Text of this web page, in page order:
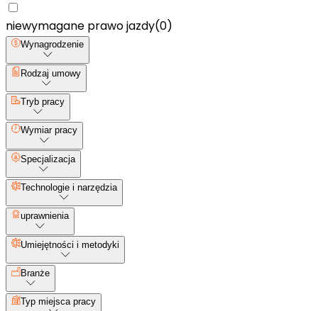
niewymagane prawo jazdy(0)
Wynagrodzenie
Rodzaj umowy
Tryb pracy
Wymiar pracy
Specjalizacja
Technologie i narzędzia
uprawnienia
Umiejętności i metodyki
Branże
Typ miejsca pracy